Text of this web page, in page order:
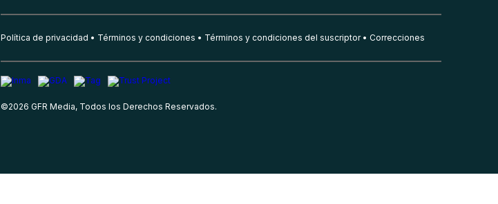
Política de privacidad Términos y condiciones Términos y condiciones del suscriptor Correcciones
©2026 GFR Media, Todos los Derechos Reservados.